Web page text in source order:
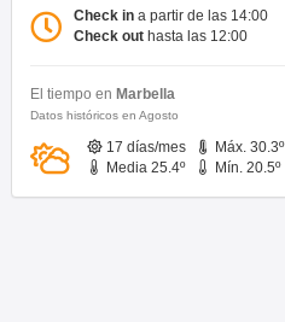
Check in a partir de las 14:00
Check out hasta las 12:00
El tiempo en Marbella
Datos históricos en Agosto
17 días/mes
Máx. 30.3º
Media 25.4º
Mín. 20.5º